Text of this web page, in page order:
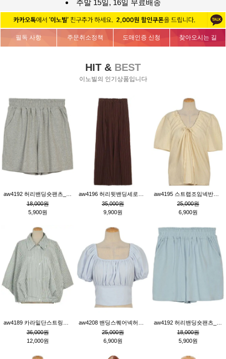
주말 15일, 16일 무료배송
필독 사항 주문취소정책 도매인증 신청 찾아오시는 길
HIT & BEST
이노빌의 인기상품입니다
18,000원
5,900원
35,000원
9,900원
25,000원
6,900원
36,000원
12,000원
25,000원
6,900원
18,000원
5,900원